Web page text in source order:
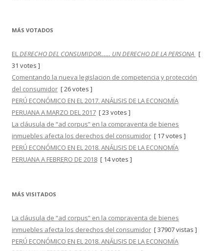
MÁS VOTADOS
ELDERECHO DEL CONSUMIDOR…… UN DERECHO DE LA PERSONA [
31 votes ]
Comentando la nueva legislacion de competencia y protección
del consumidor [ 26 votes ]
PERÚ ECONÓMICO EN EL 2017. ANÁLISIS DE LA ECONOMÍA
PERUANA A MARZO DEL 2017 [ 23 votes ]
La cláusula de “ad corpus” en la compraventa de bienes
inmuebles afecta los derechos del consumidor [ 17 votes ]
PERÚ ECONÓMICO EN EL 2018. ANÁLISIS DE LA ECONOMÍA
PERUANA A FEBRERO DE 2018 [ 14 votes ]
MÁS VISITADOS
La cláusula de “ad corpus” en la compraventa de bienes
inmuebles afecta los derechos del consumidor [ 37907 vistas ]
PERÚ ECONÓMICO EN EL 2018. ANÁLISIS DE LA ECONOMÍA